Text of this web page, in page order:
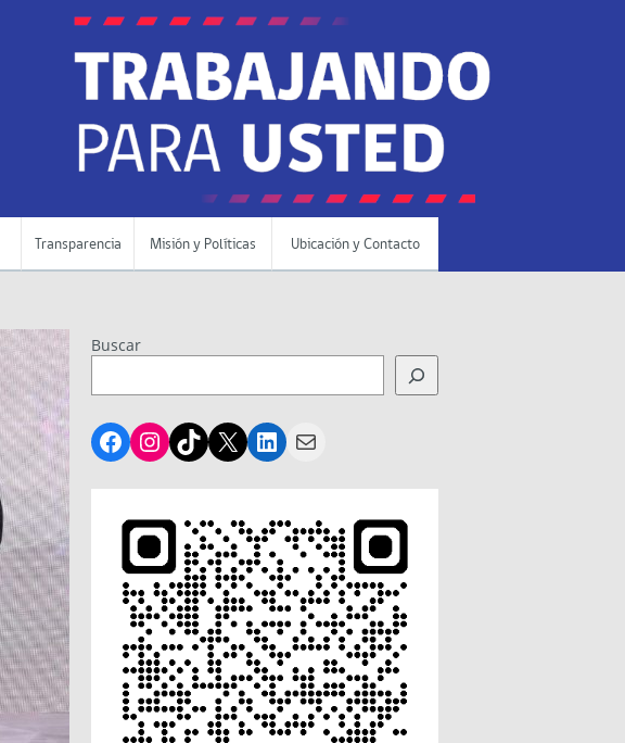
Transparencia Misión y Políticas Ubicación y Contacto
Buscar
Facebook
Instagram
TikTok
X LinkedIn
Mail